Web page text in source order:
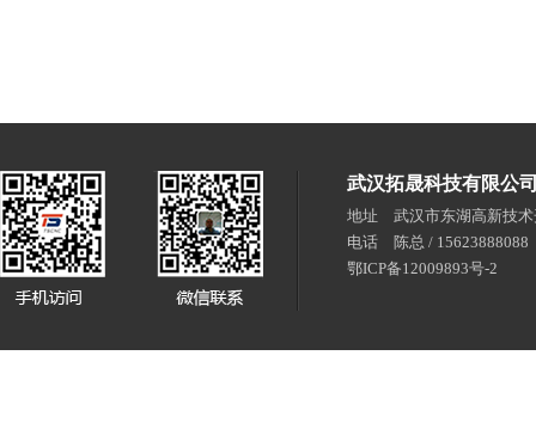
武汉拓晟科技有限公
地址 武汉市东湖高新技术
电话 陈总 / 15623888088
鄂ICP备12009893号-2